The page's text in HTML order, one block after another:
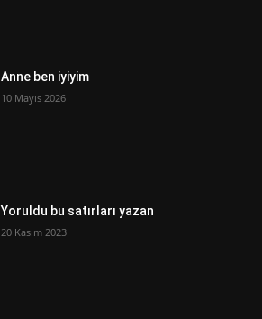
Anne ben iyiyim
10 Mayıs 2026
Yoruldu bu satırları yazan
20 Kasım 2023